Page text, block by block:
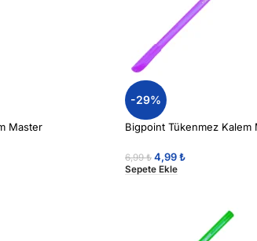
Master
-29%
Bigpoint Tükenmez Kalem
6,99₺ 4,99₺
Sepete Ekle